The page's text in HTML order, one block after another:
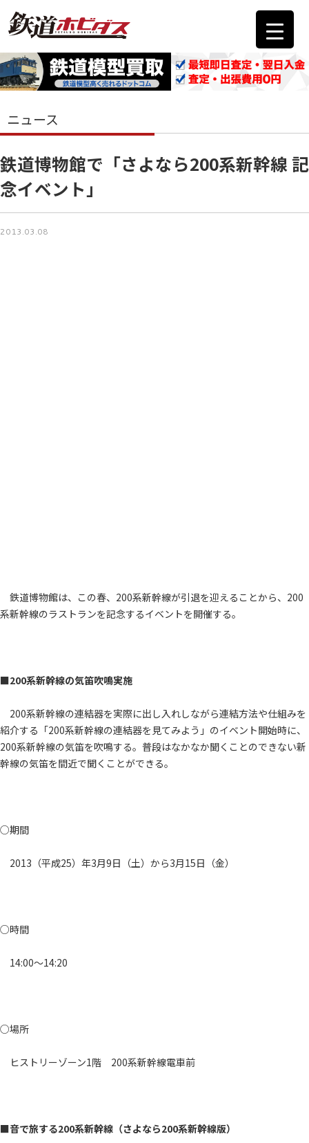
ニュース
鉄道博物館で「さよなら200系新幹線 記
念イベント」
2013.03.08
鉄道博物館は、この春、200系新幹線が引退を迎えることから、200
系新幹線のラストランを記念するイベントを開催する。
■200系新幹線の気笛吹鳴実施
200系新幹線の連結器を実際に出し入れしながら連結方法や仕組みを
紹介する「200系新幹線の連結器を見てみよう」のイベント開始時に、
200系新幹線の気笛を吹鳴する。普段はなかなか聞くことのできない新
幹線の気笛を間近で聞くことができる。
○期間
2013（平成25）年3月9日（土）から3月15日（金）
○時間
14:00～14:20
○場所
ヒストリーゾーン1階 200系新幹線電車前
■音で旅する200系新幹線（さよなら200系新幹線版）